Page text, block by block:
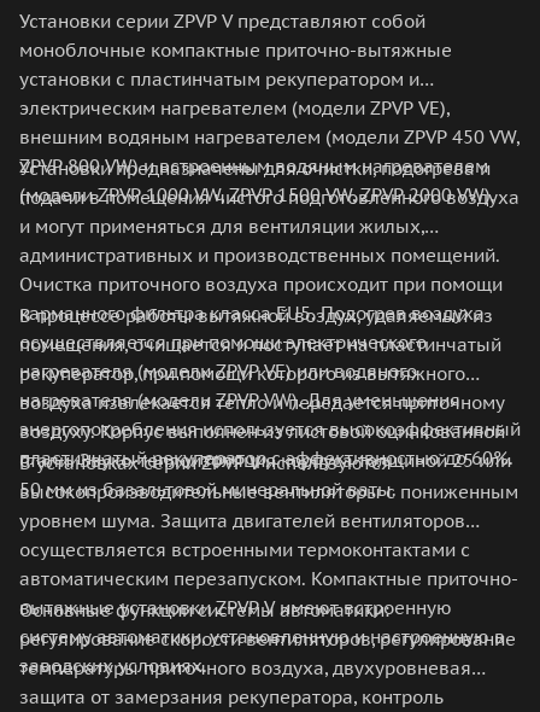
Установки серии ZPVP V представляют собой
моноблочные компактные приточно-вытяжные
установки с пластинчатым рекуператором и
электрическим нагревателем (модели ZPVP VE),
внешним водяным нагревателем (модели ZPVP 450 VW,
ZPVP 800 VW) и встроенным водяным нагревателем
(модели ZPVP 1000 VW, ZPVP 1500 VW, ZPVP 2000 VW).
Установки предназначены для очистки, подогрева и
подачи в помещения чистого подготовленного воздуха
и могут применяться для вентиляции жилых,
административных и производственных помещений.
Очистка приточного воздуха происходит при помощи
карманного фильтра класса EU5. Подогрев воздуха
осуществляется при помощи электрического
нагревателя (модели ZPVP VE) или водяного
нагревателя (модели ZPVP VW). Для уменьшения
энергопотребления используется высокоэффективный
пластинчатый рекуператор с эффективностью до 60%.
В процессе работы вытяжной воздух, удаляемый из
помещения, очищается и поступает на пластинчатый
рекуператор, при помощи которого из вытяжного
воздуха извлекается тепло и передается приточному
воздуху. Корпус выполнен из листовой оцинкованной
стали. Звуко-теплоизоляция корпуса толщиной 25 или
50 мм из базальтовой минеральной ваты.
В установках серии ZPVP V используются
высокопроизводительные вентиляторы с пониженным
уровнем шума. Защита двигателей вентиляторов
осуществляется встроенными термоконтактами с
автоматическим перезапуском. Компактные приточно-
вытяжные установки ZPVP V имеют встроенную
систему автоматики, установленную и настроенную в
заводских условиях.
Основные функции системы автоматики:
регулирование скорости вентиляторов, регулирование
температуры приточного воздуха, двухуровневая
защита от замерзания рекуператора, контроль